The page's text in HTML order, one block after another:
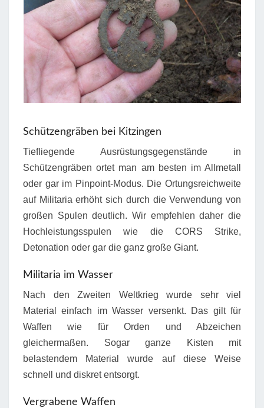
Schützengräben bei Kitzingen
Tiefliegende Ausrüstungsgegenstände in
Schützengräben ortet man am besten im Allmetall
oder gar im Pinpoint-Modus. Die Ortungsreichweite
auf Militaria erhöht sich durch die Verwendung von
großen Spulen deutlich. Wir empfehlen daher die
Hochleistungsspulen wie die CORS Strike,
Detonation oder gar die ganz große Giant.
Militaria im Wasser
Nach den Zweiten Weltkrieg wurde sehr viel
Material einfach im Wasser versenkt. Das gilt für
Waffen wie für Orden und Abzeichen
gleichermaßen. Sogar ganze Kisten mit
belastendem Material wurde auf diese Weise
schnell und diskret entsorgt.
Vergrabene Waffen